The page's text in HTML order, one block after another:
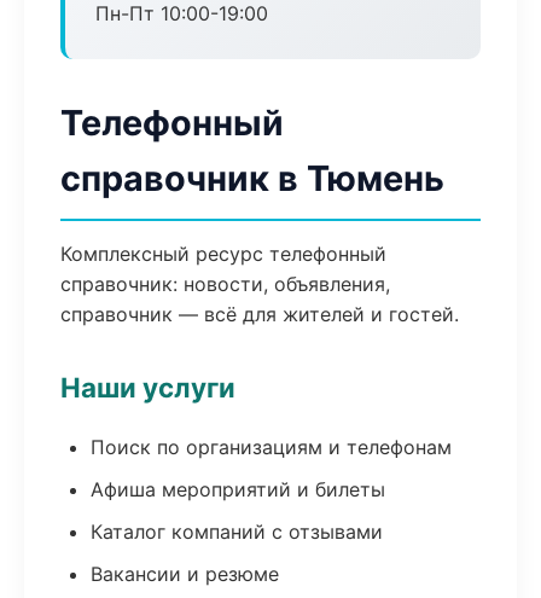
Пн-Пт 10:00-19:00
Телефонный
справочник в Тюмень
Комплексный ресурс телефонный
справочник: новости, объявления,
справочник — всё для жителей и гостей.
Наши услуги
Поиск по организациям и телефонам
Афиша мероприятий и билеты
Каталог компаний с отзывами
Вакансии и резюме